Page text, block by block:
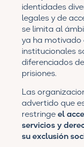
identidades
legales y de
se limita al
ya ha
institucionales
diferenciados
prisiones.
Las
advertido que
restringeel
servicios y
su exclusión